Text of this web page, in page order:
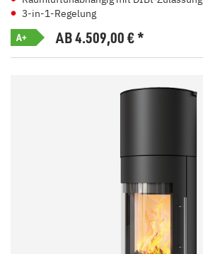
3-in-1-Regelung
A+ AB 4.509,00€*